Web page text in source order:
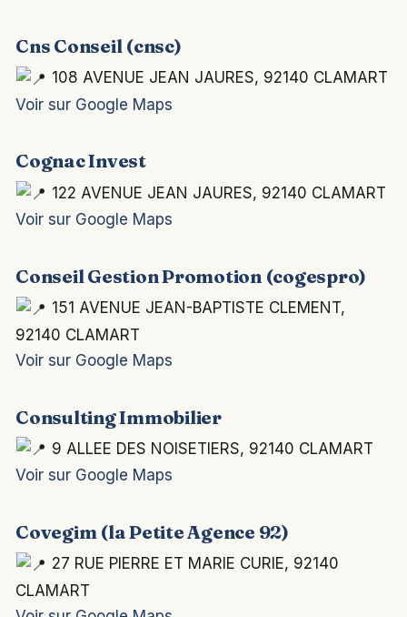
Cns Conseil (cnsc)
108 AVENUE JEAN JAURES, 92140 CLAMART
Voir sur Google Maps
Cognac Invest
122 AVENUE JEAN JAURES, 92140 CLAMART
Voir sur Google Maps
Conseil Gestion Promotion (cogespro)
151 AVENUE JEAN-BAPTISTE CLEMENT,
92140 CLAMART
Voir sur Google Maps
Consulting Immobilier
9 ALLEE DES NOISETIERS, 92140 CLAMART
Voir sur Google Maps
Covegim (la Petite Agence 92)
27 RUE PIERRE ET MARIE CURIE, 92140
CLAMART